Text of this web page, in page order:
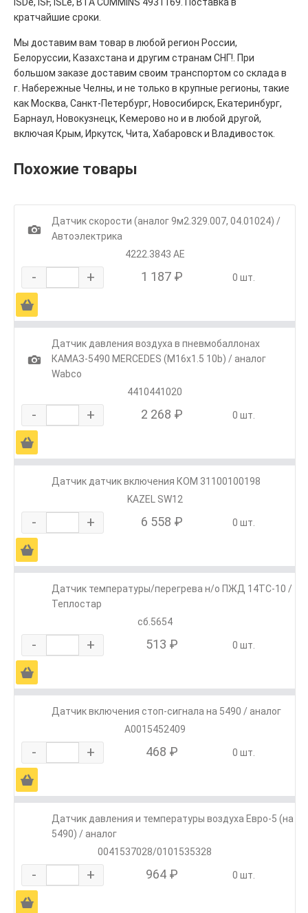
кратчайшие сроки.
Мы доставим вам товар в любой регион России,
Белоруссии, Казахстана и другим странам СНГ!. При
большом заказе доставим своим транспортом со склада в
г. Набережные Челны, и не только в крупные регионы, такие
как Москва, Санкт-Петербург, Новосибирск, Екатеринбург,
Барнаул, Новокузнецк, Кемерово но и в любой другой,
включая Крым, Иркутск, Чита, Хабаровск и Владивосток.
Похожие товары
1
Датчик скорости (аналог 9м2.329.007, 04.01024) /
Автоэлектрика
4222.3843 АЕ
- + 1 187 ₽ 0 шт.
Ä
1
Датчик давления воздуха в пневмобаллонах
КАМАЗ-5490 MERCEDES (M16х1.5 10b) / аналог
Wabco
4410441020
- + 2 268 ₽ 0 шт.
Ä
Датчик датчик включения КОМ 31100100198
KAZEL SW12
- + 6 558 ₽ 0 шт.
Ä
Датчик температуры/перегрева н/о ПЖД 14ТС-10 /
Теплостар
сб.5654
- + 513 ₽ 0 шт.
Ä
Датчик включения стоп-сигнала на 5490 / аналог
A0015452409
- + 468 ₽ 0 шт.
Ä
Датчик давления и температуры воздуха Евро-5 (на
5490) / аналог
0041537028/0101535328
- + 964 ₽ 0 шт.
Ä